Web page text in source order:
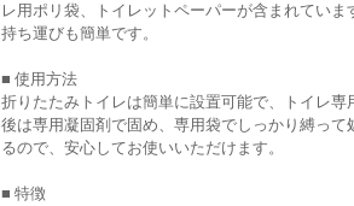
レ用ポリ袋、トイレットペーパーが含まれていま
持ち運びも簡単です。
■ 使用方法
折りたたみトイレは簡単に設置可能で、トイレ専
後は専用凝固剤で固め、専用袋でしっかり縛って
るので、安心してお使いいただけます。
■ 特徴